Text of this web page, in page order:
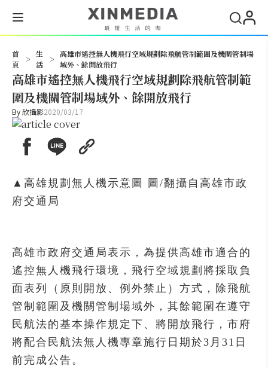
首
頁
>
生
活
>
高雄市遙控無人機飛行空域規劃除飛航管制範圍及機關管制場
域外、餘開放飛行
高雄市遙控無人機飛行空域規劃除飛航管制範
圍及機關管制場域外、餘開放飛行
By欣攝影2020/03/17
▲高雄規劃無人機示意圖 圖/翻攝自高雄市政
府交通局
高雄市政府交通局表示，為提供高雄市適合的
遙控無人機飛行環境，飛行空域規劃將採取負
面表列（原則開放、例外禁止）方式，除飛航
管制範圍及機關管制場域外，其餘範圍在遵守
民航法的基本操作規定下、將開放飛行，市府
將配合民航法無人機專章施行日期於3月31日
前完成公告。